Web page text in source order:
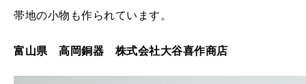
帯地の小物も作られています。
富山県 高岡銅器 株式会社大谷喜作商店